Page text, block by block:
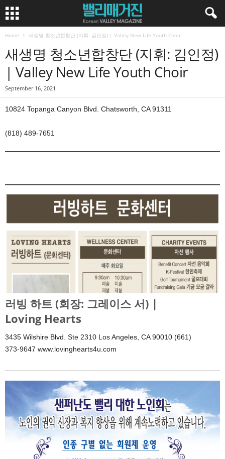
Home 새생명 청소년합창단 (지휘: 김인정) | Valley New Life Youth Choir
새생명 청소년합창단 (지휘: 김인정)
| Valley New Life Youth Choir
September 16, 2021
10824 Topanga Canyon Blvd. Chatsworth, CA 91311
(818) 489-7651
러빙 하트 (회장: 그레이스 서) |
Loving Hearts
3435 Wilshire Blvd. Ste 2310 Los Angeles, CA 90010 (661)
373-9647 www.lovinghearts4u.com